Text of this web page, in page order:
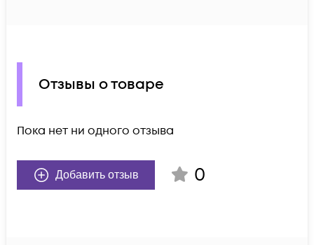
Отзывы о товаре
Пока нет ни одного отзыва
Добавить отзыв 0